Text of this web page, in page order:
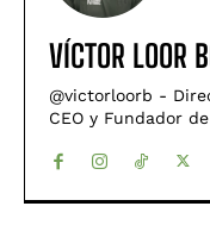
VÍCTOR LOOR
@victorloorb -
CEO y Fundador